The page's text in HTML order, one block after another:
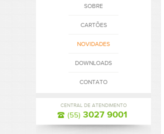
SOBRE
CARTÕES
NOVIDADES
DOWNLOADS
CONTATO
CENTRAL DE ATENDIMENTO
(55) 3027 9001